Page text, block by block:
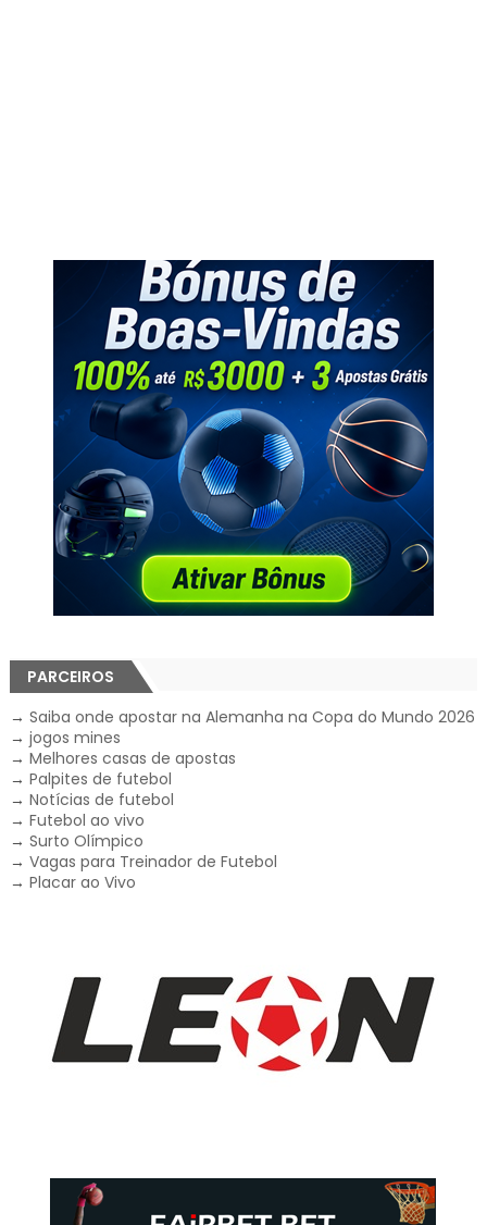
PARCEIROS
→ Saiba onde apostar na Alemanha na Copa do Mundo 2026
→ jogos mines
→ Melhores casas de apostas
→ Palpites de futebol
→ Notícias de futebol
→ Futebol ao vivo
→ Surto Olímpico
→ Vagas para Treinador de Futebol
→ Placar ao Vivo